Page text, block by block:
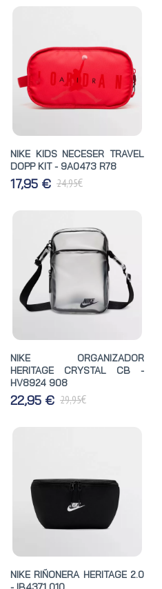
NIKE KIDS NECESER TRAVEL
DOPP KIT - 9A0473 R78
17,95 € 24,95€
NIKE ORGANIZADOR
HERITAGE CRYSTAL CB -
HV8924 908
22,95 € 29,95€
NIKE RIÑONERA HERITAGE 2.0